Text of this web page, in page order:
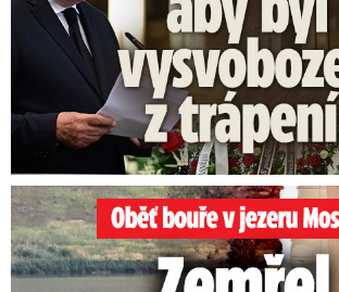
Oběť bouře v jezeru Most: Zemřel táta